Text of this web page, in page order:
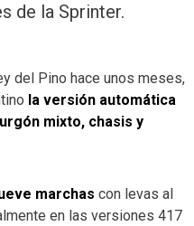
de la Sprinter.
del Pino hace unos meses,
la versión automática
mixto, chasis y
marchas con levas al
en las versiones 417